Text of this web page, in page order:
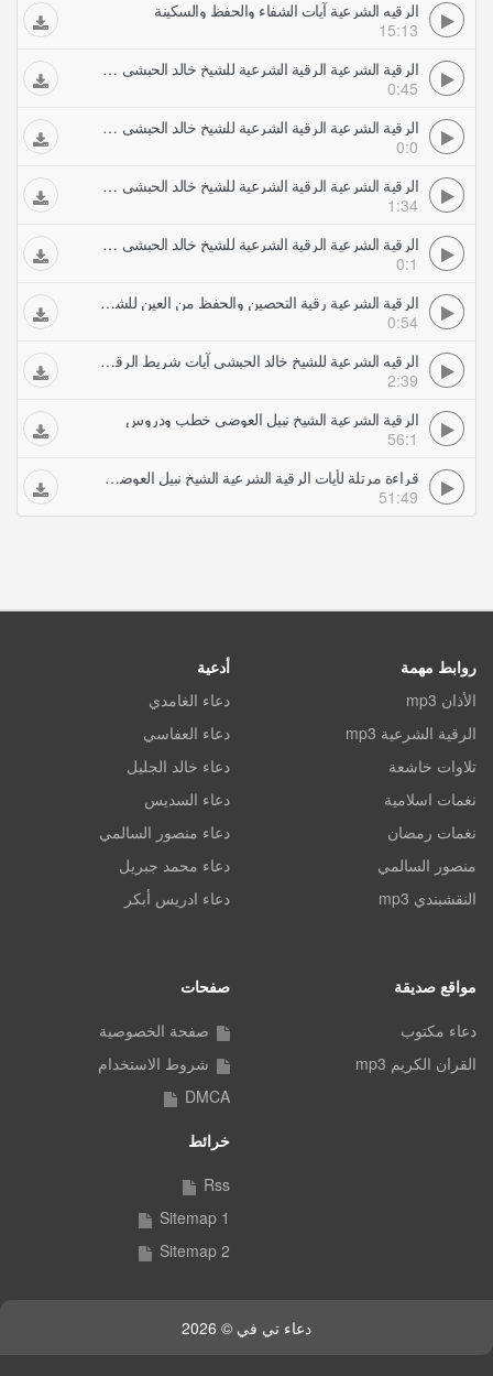
الرقيه الشرعية آيات الشفاء والحفظ والسكينة
15:13
الرقية الشرعية الرقية الشرعية للشيخ خالد الحبشي آيات حرق الجني
0:45
الرقية الشرعية الرقية الشرعية للشيخ خالد الحبشي آيات شريط الرقية ان الله سيبطله واوحينا الى موسى
0:0
الرقية الشرعية الرقية الشرعية للشيخ خالد الحبشي آيات قتل وتدمير الجن
1:34
الرقية الشرعية الرقية الشرعية للشيخ خالد الحبشي اول عشر آيات من سورة الصافات
0:1
الرقية الشرعية رقية التحصين والحفظ من العين للشيخ صلاح الصيعري
0:54
الرقيه الشرعية للشيخ خالد الحبشي آيات شريط الرقية ان الله سيبطله واوحينا الى موسى
2:39
الرقية الشرعية الشيخ نبيل العوضي خطب ودروس
56:1
قراءة مرتلة لأيات الرقية الشرعية الشيخ نبيل العوضي خطب ودروس
51:49
روابط مهمة
الأذان mp3
الرقية الشرعية mp3
تلاوات خاشعة
نغمات اسلامية
نغمات رمضان
منصور السالمي
النقشبندي mp3
أدعية
دعاء الغامدي
دعاء العفاسي
دعاء خالد الجليل
دعاء السديس
دعاء منصور السالمي
دعاء محمد جبريل
دعاء ادريس أبكر
مواقع صديقة
دعاء مكتوب
القران الكريم mp3
صفحات
صفحة الخصوصية
شروط الاستخدام
DMCA
خرائط
Rss
Sitemap 1
Sitemap 2
دعاء تي في © 2026